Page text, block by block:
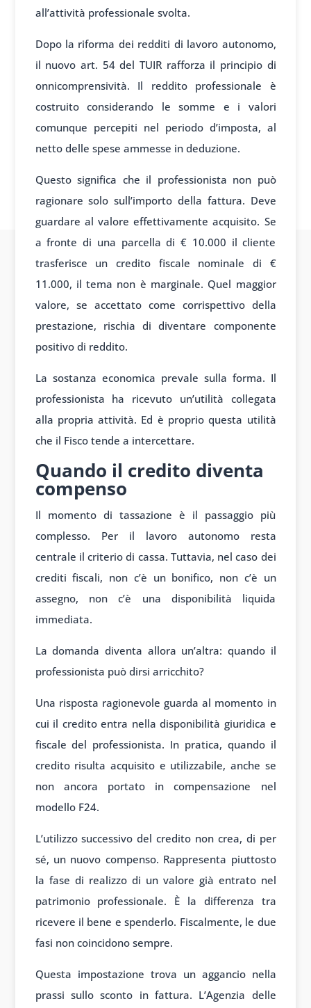
all’attività professionale svolta.
Dopo la riforma dei redditi di lavoro autonomo,
il nuovo art. 54 del TUIR rafforza il principio di
onnicomprensività. Il reddito professionale è
costruito considerando le somme e i valori
comunque percepiti nel periodo d’imposta, al
netto delle spese ammesse in deduzione.
Questo significa che il professionista non può
ragionare solo sull’importo della fattura. Deve
guardare al valore effettivamente acquisito. Se
a fronte di una parcella di € 10.000 il cliente
trasferisce un credito fiscale nominale di €
11.000, il tema non è marginale. Quel maggior
valore, se accettato come corrispettivo della
prestazione, rischia di diventare componente
positivo di reddito.
La sostanza economica prevale sulla forma. Il
professionista ha ricevuto un’utilità collegata
alla propria attività. Ed è proprio questa utilità
che il Fisco tende a intercettare.
Quando il credito diventa
compenso
Il momento di tassazione è il passaggio più
complesso. Per il lavoro autonomo resta
centrale il criterio di cassa. Tuttavia, nel caso dei
crediti fiscali, non c’è un bonifico, non c’è un
assegno, non c’è una disponibilità liquida
immediata.
La domanda diventa allora un’altra: quando il
professionista può dirsi arricchito?
Una risposta ragionevole guarda al momento in
cui il credito entra nella disponibilità giuridica e
fiscale del professionista. In pratica, quando il
credito risulta acquisito e utilizzabile, anche se
non ancora portato in compensazione nel
modello F24.
L’utilizzo successivo del credito non crea, di per
sé, un nuovo compenso. Rappresenta piuttosto
la fase di realizzo di un valore già entrato nel
patrimonio professionale. È la differenza tra
ricevere il bene e spenderlo. Fiscalmente, le due
fasi non coincidono sempre.
Questa impostazione trova un aggancio nella
prassi sullo sconto in fattura. L’Agenzia delle